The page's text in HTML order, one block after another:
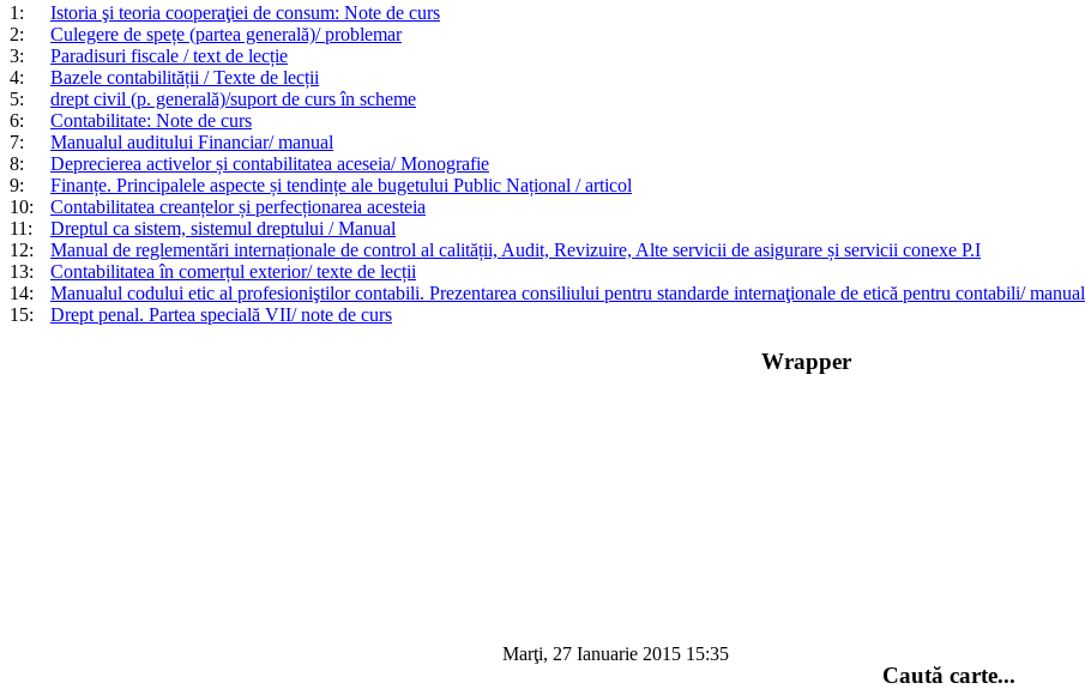
1: Istoria şi teoria cooperaţiei de consum: Note de curs
2:
Culegere de spețe (partea generală)/ problemar
3:
Paradisuri fiscale / text de lecție
4:
Bazele contabilității / Texte de lecții
5:
drept civil (p. generală)/suport de curs în scheme
6:
Contabilitate: Note de curs
7:
Manualul auditului Financiar/ manual
8:
Deprecierea activelor și contabilitatea aceseia/ Monografie
9:
Finanțe. Principalele aspecte și tendințe ale bugetului Public Național / articol
10:
Contabilitatea creanțelor și perfecționarea acesteia
11:
Dreptul ca sistem, sistemul dreptului / Manual
12:
Manual de reglementări internaționale de control al calității, Audit, Revizuire, Alte servicii de asigurare și servicii conexe P.I
13:
Contabilitatea în comerțul exterior/ texte de lecții
14:
Manualul codului etic al profesioniştilor contabili. Prezentarea consiliului pentru standarde internaţionale de etică pentru contabili/ manual
15:
Drept penal. Partea specială VII/ note de curs
Wrapper
Marţi, 27 Ianuarie 2015 15:35
Caută carte...